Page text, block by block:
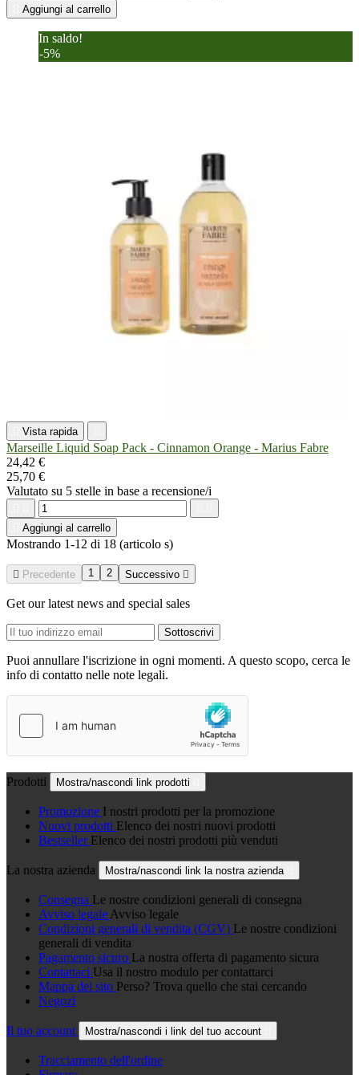
Aggiungi al carrello
In saldo!
-5%
Vista rapida
Marseille Liquid Soap Pack - Cinnamon Orange - Marius Fabre
24,42 €
25,70 €
Valutato su 5 stelle in base a recensione/i
Aggiungi al carrello
Mostrando 1-12 di 18 (articolo s)
 Precedente 1 2 Successivo 
Get our latest news and special sales
Puoi annullare l'iscrizione in ogni momenti. A questo scopo, cerca le
info di contatto nelle note legali.
Prodotti Mostra/nascondi link prodotti
Promozione I nostri prodotti per la promozione
Nuovi prodotti Elenco dei nostri nuovi prodotti
Bestseller Elenco dei nostri prodotti più venduti
La nostra azienda Mostra/nascondi link la nostra azienda
Consegna Le nostre condizioni generali di consegna
Avviso legale Avviso legale
Condizioni generali di vendita (CGV) Le nostre condizioni
generali di vendita
Pagamento sicuro La nostra offerta di pagamento sicura
Contattaci Usa il nostro modulo per contattarci
Mappa del sito Perso? Trova quello che stai cercando
Negozi
Il tuo account Mostra/nascondi i link del tuo account
Tracciamento dell'ordine